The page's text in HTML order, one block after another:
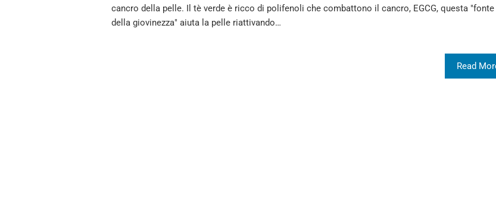
cancro della pelle. Il tè verde è ricco di polifenoli che combattono il cancro, EGCG, questa "fonte
della giovinezza" aiuta la pelle riattivando…
Read